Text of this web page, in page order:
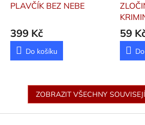
PLAVČÍK BEZ NEBE
399 Kč
Do košíku
59
ZOBRAZIT VŠECHNY